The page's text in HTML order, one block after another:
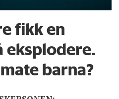
fikk en
eksplodere.
barna?